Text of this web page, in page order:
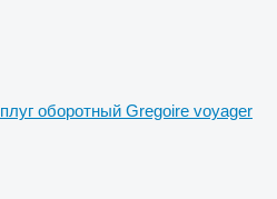
плуг оборотный Gregoire voyager